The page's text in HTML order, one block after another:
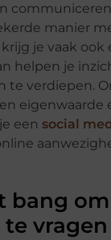
manier
je vaak ook
helpen je
te verdiepen.
eigenwaarde
een social
bang
vragen